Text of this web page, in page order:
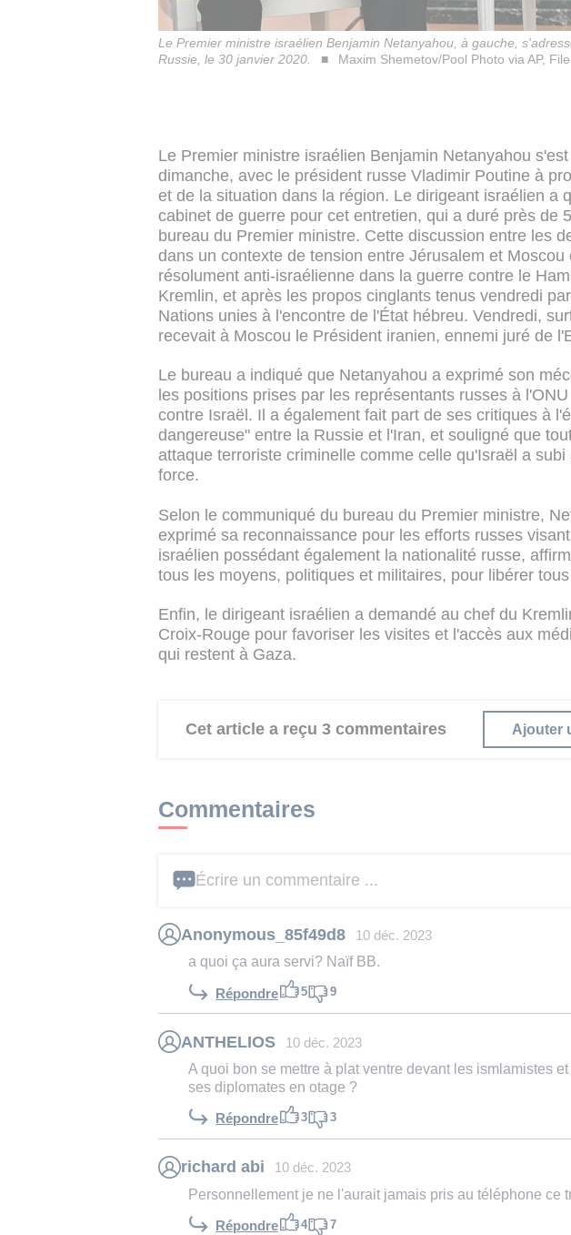
Le Premier ministre israélien Benjamin Netanyahou, à gauche,
Russie, le 30 janvier 2020.
Maxim Shemetov/Pool Photo via AP, File
Le Premier ministre israélien Benjamin Netanyahou
dimanche, avec le président russe Vladimir Poutine à
et de la situation dans la région. Le dirigeant israélien a
cabinet de guerre pour cet entretien, qui a duré près de
bureau du Premier ministre. Cette discussion entre les
dans un contexte de tension entre Jérusalem et
résolument anti-israélienne dans la guerre contre le
Kremlin, et après les propos cinglants tenus vendredi
Nations unies à l'encontre de l'État hébreu. Vendredi,
recevait à Moscou le Président iranien, ennemi juré de
Le bureau a indiqué que Netanyahou a exprimé son
les positions prises par les représentants russes à
contre Israël. Il a également fait part de ses critiques à
dangereuse" entre la Russie et l'Iran, et souligné que
attaque terroriste criminelle comme celle qu'Israël a
force.
Selon le communiqué du bureau du Premier ministre,
exprimé sa reconnaissance pour les efforts russes
israélien possédant également la nationalité russe,
tous les moyens, politiques et militaires, pour libérer
Enfin, le dirigeant israélien a demandé au chef du
Croix-Rouge pour favoriser les visites et l'accès aux
qui restent à Gaza.
Cet article a reçu 3 commentaires Ajouter
Commentaires
Écrire un commentaire ...
Anonymous_85f49d8 10 déc. 2023
a quoi ça aura servi? Naïf BB.
Répondre 5 9
ANTHELIOS 10 déc. 2023
A quoi bon se mettre à plat ventre devant les ismlamistes
ses diplomates en otage ?
Répondre 3 3
richard abi 10 déc. 2023
Personnellement je ne l'aurait jamais pris au téléphone ce
Répondre 4 7